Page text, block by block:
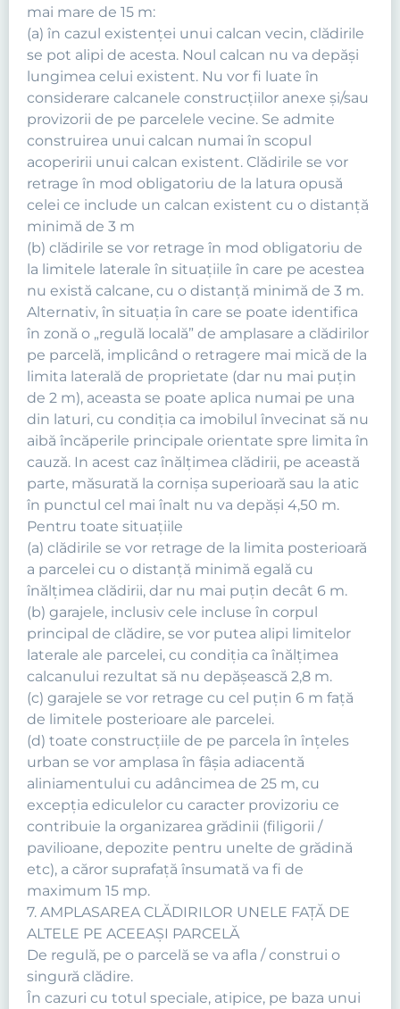
mai mare de 15 m:
(a) în cazul existenţei unui calcan vecin, clădirile
se pot alipi de acesta. Noul calcan nu va depăşi
lungimea celui existent. Nu vor fi luate în
considerare calcanele construcţiilor anexe şi/sau
provizorii de pe parcelele vecine. Se admite
construirea unui calcan numai în scopul
acoperirii unui calcan existent. Clădirile se vor
retrage în mod obligatoriu de la latura opusă
celei ce include un calcan existent cu o distanţă
minimă de 3 m
(b) clădirile se vor retrage în mod obligatoriu de
la limitele laterale în situaţiile în care pe acestea
nu există calcane, cu o distanţă minimă de 3 m.
Alternativ, în situaţia în care se poate identifica
în zonă o „regulă locală” de amplasare a clădirilor
pe parcelă, implicând o retragere mai mică de la
limita laterală de proprietate (dar nu mai puţin
de 2 m), aceasta se poate aplica numai pe una
din laturi, cu condiţia ca imobilul învecinat să nu
aibă încăperile principale orientate spre limita în
cauză. In acest caz înălţimea clădirii, pe această
parte, măsurată la cornişa superioară sau la atic
în punctul cel mai înalt nu va depăşi 4,50 m.
Pentru toate situaţiile
(a) clădirile se vor retrage de la limita posterioară
a parcelei cu o distanţă minimă egală cu
înălţimea clădirii, dar nu mai puţin decât 6 m.
(b) garajele, inclusiv cele incluse în corpul
principal de clădire, se vor putea alipi limitelor
laterale ale parcelei, cu condiţia ca înălţimea
calcanului rezultat să nu depăşească 2,8 m.
(c) garajele se vor retrage cu cel puţin 6 m faţă
de limitele posterioare ale parcelei.
(d) toate construcţiile de pe parcela în înţeles
urban se vor amplasa în fâşia adiacentă
aliniamentului cu adâncimea de 25 m, cu
excepţia ediculelor cu caracter provizoriu ce
contribuie la organizarea grădinii (filigorii /
pavilioane, depozite pentru unelte de grădină
etc), a căror suprafaţă însumată va fi de
maximum 15 mp.
7. AMPLASAREA CLĂDIRILOR UNELE FAŢĂ DE
ALTELE PE ACEEAŞI PARCELĂ
De regulă, pe o parcelă se va afla / construi o
singură clădire.
În cazuri cu totul speciale, atipice, pe baza unui